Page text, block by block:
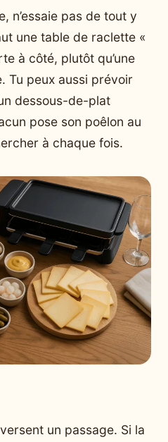
n’essaie pas de tout y
une table de raclette «
à côté, plutôt qu’une
Tu peux aussi prévoir
dessous-de-plat
pose son poêlon au
à chaque fois.
un passage. Si la